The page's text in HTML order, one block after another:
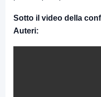
Sotto il video della
Auteri: